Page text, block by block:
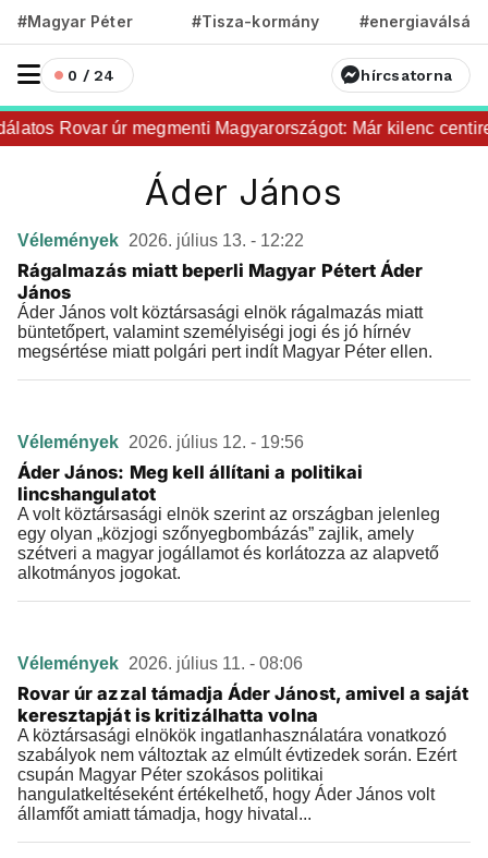
#Magyar Péter #Tisza-kormány #energiaválság
0 / 24 hírcsatorna
Rovar úr megmenti Magyarországot: Már kilenc
Áder János
Vélemények 2026. július 13. - 12:22
Rágalmazás miatt beperli Magyar Pétert Áder
János
Áder János volt köztársasági elnök rágalmazás miatt
büntetőpert, valamint személyiségi jogi és jó hírnév
megsértése miatt polgári pert indít Magyar Péter ellen.
Vélemények 2026. július 12. - 19:56
Áder János: Meg kell állítani a politikai
lincshangulatot
A volt köztársasági elnök szerint az országban jelenleg
egy olyan „közjogi szőnyegbombázás” zajlik, amely
szétveri a magyar jogállamot és korlátozza az alapvető
alkotmányos jogokat.
Vélemények 2026. július 11. - 08:06
Rovar úr azzal támadja Áder Jánost, amivel a saját
keresztapját is kritizálhatta volna
A köztársasági elnökök ingatlanhasználatára vonatkozó
szabályok nem változtak az elmúlt évtizedek során. Ezért
csupán Magyar Péter szokásos politikai
hangulatkeltéseként értékelhető, hogy Áder János volt
államfőt amiatt támadja, hogy hivatal...